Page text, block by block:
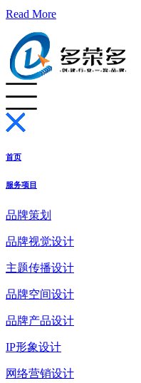
Read More
首页
服务项目
品牌策划
品牌视觉设计
主题传播设计
品牌空间设计
品牌产品设计
IP形象设计
网络营销设计